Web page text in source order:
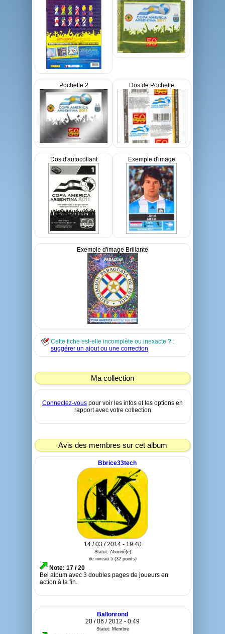
Pochette 2 Dos de Pochette
Dos d'autocollant Exemple d'image
Exemple d'image Brillante
Cette fiche est-elle incomplète ou inexacte ? :
suggérer un ajout ou une correction
Ma collection
Connectez-vous pour voir les infos et les options en
rapport avec votre collection
Avis des membres sur cet album
Bbrice33tech
14 / 03 / 2014 - 19:40
Statut: Abonné(e)
de niveau 5 (32 points)
Note: 17 / 20
Bel album avec 3 doubles pages de joueurs en
action à la fin.
Ballonrond
20 / 06 / 2012 - 0:49
Statut: Membre